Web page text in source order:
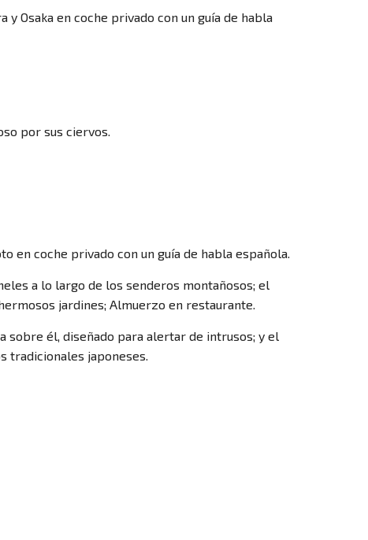
Osaka en coche privado con un guía de habla
por sus ciervos.
en coche privado con un guía de habla española.
a lo largo de los senderos montañosos; el
jardines; Almuerzo en restaurante.
sobre él, diseñado para alertar de intrusos; y el
tradicionales japoneses.